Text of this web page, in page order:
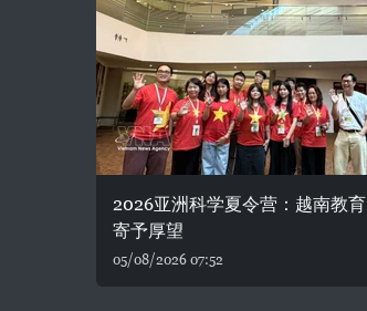
2026亚洲科学夏令营：越南教育
寄予厚望
05/08/2026 07:52